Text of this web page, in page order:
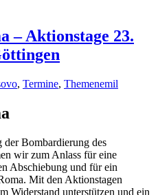
– Aktionstage 23.
, Termine, Themenemil
der Bombardierung des
wir zum Anlass für eine
Abschiebung und für ein
Mit den Aktionstagen
Widerstand unterstützen und ein